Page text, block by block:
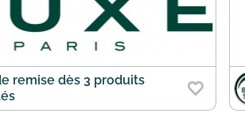
remise dès 3 produits